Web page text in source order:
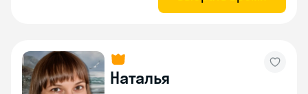
Наталья